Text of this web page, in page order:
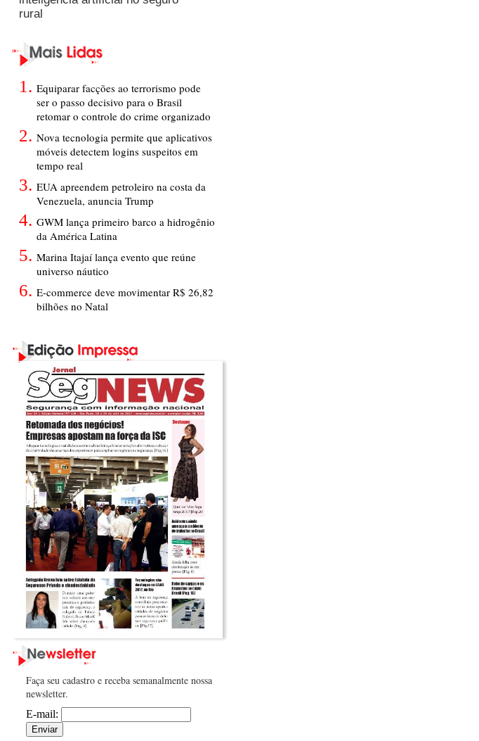
rural
Equiparar facções ao terrorismo pode
ser o passo decisivo para o Brasil
retomar o controle do crime organizado
Nova tecnologia permite que aplicativos
móveis detectem logins suspeitos em
tempo real
EUA apreendem petroleiro na costa da
Venezuela, anuncia Trump
GWM lança primeiro barco a hidrogênio
da América Latina
Marina Itajaí lança evento que reúne
universo náutico
E-commerce deve movimentar R$ 26,82
bilhões no Natal
Faça seu cadastro e receba semanalmente nossa
newsletter.
E-mail: